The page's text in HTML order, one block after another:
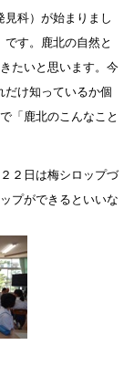
科）が始まりまし
す。鹿北の自然と
たいと思います。今
だけ知っているか個
「鹿北のこんなこと
２日は梅シロップづ
プができるといいな